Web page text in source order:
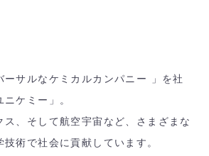
ーサルなケミカルカンパニー 」を社
ケミー」。
ス、そして航空宇宙など、さまざまな
術で社会に貢献しています。